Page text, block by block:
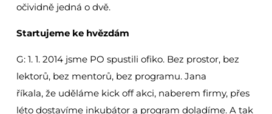
očividně jedná o dvě.
Startujeme ke hvězdám
G: 1. 1. 2014 jsme PO spustili ofiko. Bez prostor, bez
lektorů, bez mentorů, bez programu. Jana
říkala, že uděláme kick off akci, naberem firmy, přes
léto dostavíme inkubátor a program doladíme. A tak